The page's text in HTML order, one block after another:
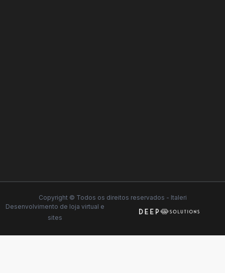
Copyright © Todos os direitos reservados - Italeri
Desenvolvimento de loja virtual e
sites